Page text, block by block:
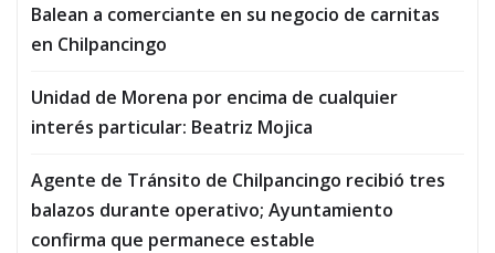
Balean a comerciante en su negocio de carnitas
en Chilpancingo
Unidad de Morena por encima de cualquier
interés particular: Beatriz Mojica
Agente de Tránsito de Chilpancingo recibió tres
balazos durante operativo; Ayuntamiento
confirma que permanece estable